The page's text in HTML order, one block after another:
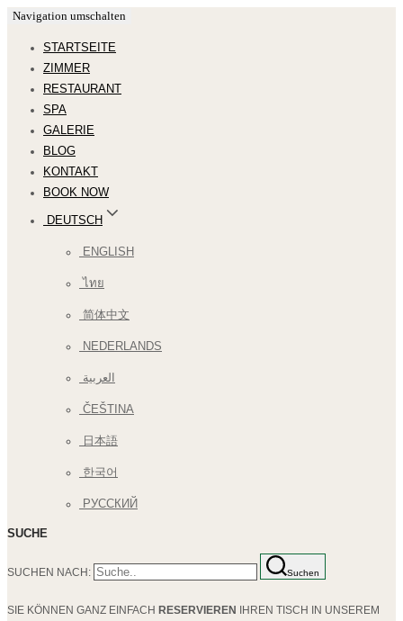
Navigation umschalten
STARTSEITE
ZIMMER
RESTAURANT
SPA
GALERIE
BLOG
KONTAKT
BOOK NOW
DEUTSCH
ENGLISH
ไทย
简体中文
NEDERLANDS
العربية
ČEŠTINA
日本語
한국어
РУССКИЙ
SUCHE
SUCHEN NACH: Suchen
SIE KÖNNEN GANZ EINFACH RESERVIEREN
IHREN TISCH IN UNSEREM